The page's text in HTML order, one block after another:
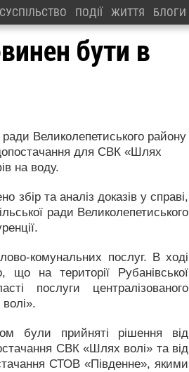
СУСПІЛЬСТВО ПОДІЇ ЖИТТЯ БЛОГИ
бути в
ради Великолепетиського району
для СВК «Шлях
на воду.
та аналіз доказів у справі,
ради Великолепетиського
комунальних послуг. В ході
що на території Рубанівської
послуги централізованого
були прийняті рішення від
СВК «Шлях волі» та від
СТОВ «Південне», якими